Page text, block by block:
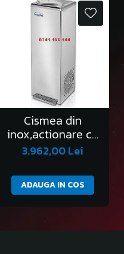
Cismea din
inox,actionare cu
pedala,protectie
Anti Covid 19,apa
curenta
3.962,00 Lei
ADAUGA IN COS